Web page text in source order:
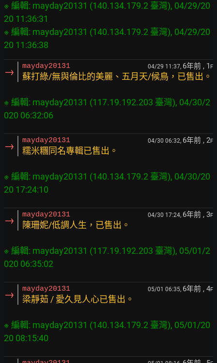
※ 編輯: mayday20131 (140.134.179.2 臺灣), 04/29/20
20 11:36:31
※ 編輯: mayday20131 (140.134.179.2 臺灣), 04/29/20
→ mayday20131 04/29 11:37, 6年前 , 1 F
蘇打綠/無與倫比的美麗、五月天/候鳥，已售出。
※ 編輯: mayday20131 (117.19.192.203 臺灣), 04/30/2
→ mayday20131 04/30 06:32, 6年前 , 2F
糯米糰同名專輯已售出。
※ 編輯: mayday20131 (140.134.179.2 臺灣), 04/30/20
→ mayday20131 04/30 17:24, 6年前 , 3F
陳珊妮/低調人生，已售出。
※ 編輯: mayday20131 (117.19.192.203 臺灣), 05/01/2
→ mayday20131 05/01 06:35, 6年前 , 4F
梁靜茹 / 愛久見人心已售出。
※ 編輯: mayday20131 (140.134.179.2 臺灣), 05/01/20